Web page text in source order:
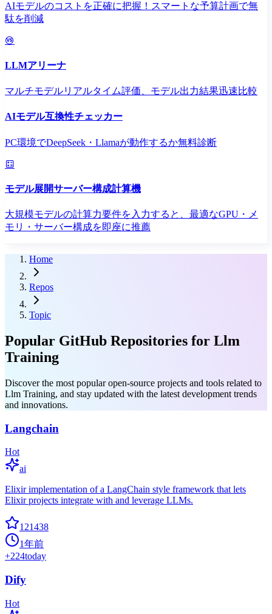
AIモデルのコストを正確に把握！スマートな予算計画で無
駄を削減
LLMアリーナ
マルチモデルリアルタイム評価、モデル出力結果迅速比較
AIモデル互換性チェッカー
PC環境でDeepSeek・Llamaが動作するか無料診断
モデル展開サーバー構成計算機
大規模モデルの計算力要件を入力すると、最適なGPU・メ
モリ・サーバー構成を即座に推薦
Home
Repos
Topic
Popular GitHub Repositories for Llm
Training
Discover the most popular open-source projects and tools related to
Llm Training, and stay updated with the latest development trends
and innovations.
Langchain
Hot
ai
Elixir implementation of a LangChain style framework that lets
Elixir projects integrate with and leverage LLMs.
121438
1年前
+224today
Dify
Hot